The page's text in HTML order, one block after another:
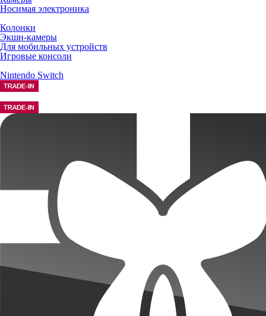
Носимая электроника
Колонки
Экшн-камеры
Для мобильных устройств
Игровые консоли
Nintendo Switch